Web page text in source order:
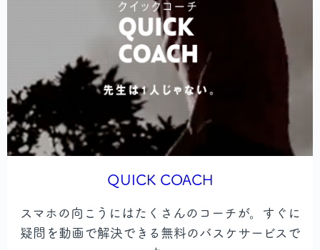
QUICK COACH
スマホの向こうにはたくさんのコーチが。すぐに
疑問を動画で解決できる無料のバスケサービスで